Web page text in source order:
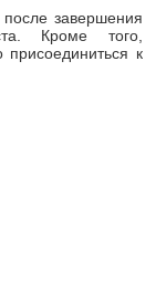
завершения
Кроме того,
к